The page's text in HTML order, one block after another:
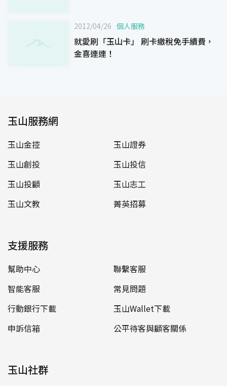
2012/04/26 個人服務
就愛刷「玉山卡」 刷卡繳稅免手續費，
金喜連連！
玉山服務網
玉山金控
玉山證券
玉山創投
玉山投信
玉山投顧
玉山志工
玉山文教
菁英招募
支援服務
幫助中心
聯繫客服
智能客服
常見問題
行動銀行下載
玉山Wallet下載
申訴信箱
公平待客與顧客關係
玉山社群